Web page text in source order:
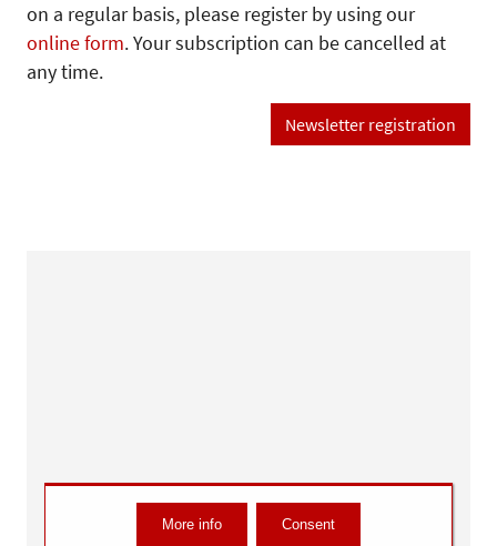
on a regular basis, please register by using our
online form. Your subscription can be cancelled at
any time.
Newsletter registration